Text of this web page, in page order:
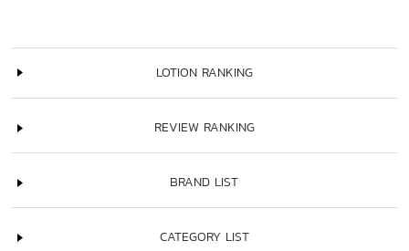
LOTION RANKING
REVIEW RANKING
BRAND LIST
CATEGORY LIST